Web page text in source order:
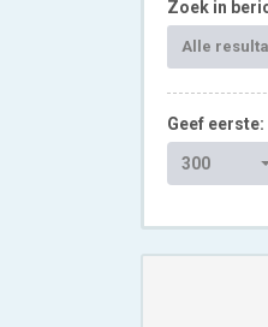
Zoek in
Alle
Geef eerste:
300